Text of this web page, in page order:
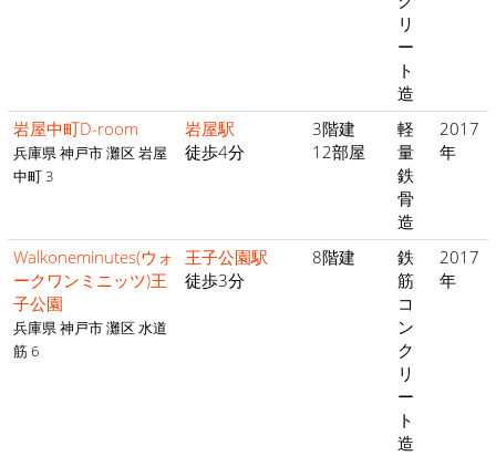
リ
ー
ト
造
岩屋中町D-room
兵庫県 神戸市 灘区 岩屋
中町 3
岩屋駅
徒歩4分
3階建
12部屋
軽
量
鉄
骨
造
2017
年
Walkoneminutes(ウォ
ークワンミニッツ)王
子公園
兵庫県 神戸市 灘区 水道
筋 6
王子公園駅
徒歩3分
8階建
鉄
筋
コ
ン
ク
リ
ー
ト
造
2017
年